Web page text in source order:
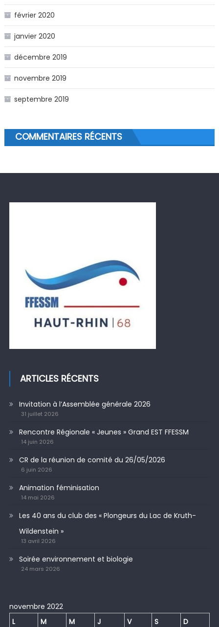
février 2020
janvier 2020
décembre 2019
novembre 2019
septembre 2019
COMMENTAIRES RÉCENTS
ARTICLES RÉCENTS
Invitation à l’Assemblée générale 2026
31 juillet 2026
Rencontre Régionale « Jeunes » Grand EST FFESSM
14 juin 2026
CR de la réunion de comité du 26/05/2026
6 juin 2026
Animation féminisation
14 mai 2026
Les 40 ans du club des « Plongeurs du Lac de Kruth-
Wildenstein »
13 avril 2026
Soirée environnement et biologie
24 mars 2026
novembre 2022
L
M M J V S D